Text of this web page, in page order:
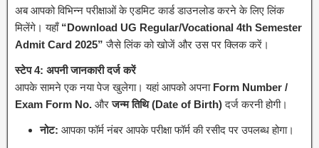
अब आपको विभिन्न परीक्षाओं के एडमिट कार्ड डाउनलोड करने के लिए लिंक
मिलेंगे। यहाँ “Download UG Regular/Vocational 4th Semester
Admit Card 2025” जैसे लिंक को खोजें और उस पर क्लिक करें।
स्टेप 4: अपनी जानकारी दर्ज करें
आपके सामने एक नया पेज खुलेगा। यहां आपको अपना Form Number /
Exam Form No. औरजन्म तिथि (Date of Birth)दर्ज करनी होगी।
नोट: आपका फॉर्म नंबर आपके परीक्षा फॉर्म की रसीद पर उपलब्ध होगा।